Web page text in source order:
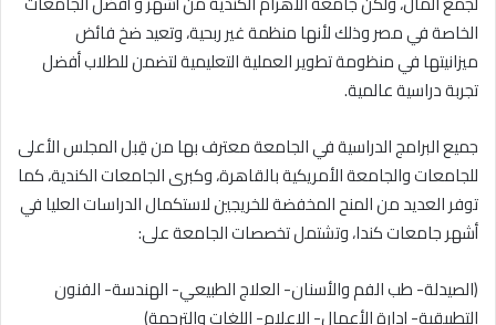
الخاصة في مصر وذلك لأنها منظمة غير ربحية، وتعيد ضخ فائض
ميزانيتها في منظومة تطوير العملية التعليمية لتضمن للطلاب أفضل
تجربة دراسية عالمية.
جميع البرامج الدراسية في الجامعة معترف بها من قِبل المجلس الأعلى
للجامعات والجامعة الأمريكية بالقاهرة، وكبرى الجامعات الكندية، كما
توفر العديد من المنح المخفضة للخريجين لاستكمال الدراسات العليا في
أشهر جامعات كندا، وتشتمل تخصصات الجامعة على:
(الصيدلة- طب الفم والأسنان- العلاج الطبيعي- الهندسة- الفنون
التطبيقية- إدارة الأعمال- الإعلام- اللغات والترجمة)